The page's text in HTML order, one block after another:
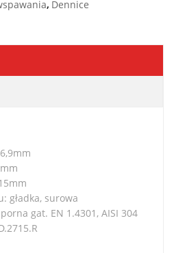
, Dennice
gładka, surowa
gat. EN 1.4301, AISI 304